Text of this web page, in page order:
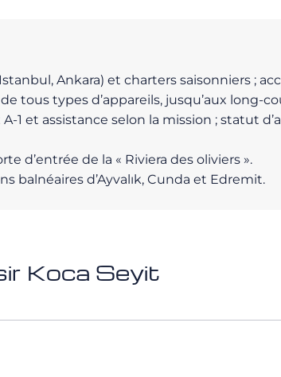
Ankara) et charters saisonniers ;
tous types d’appareils, jusqu’aux long-
A-1 et assistance selon la mission ; statut
d’entrée de la « Riviera des oliviers ».
balnéaires d’Ayvalık, Cunda et Edremit.
Koca Seyit